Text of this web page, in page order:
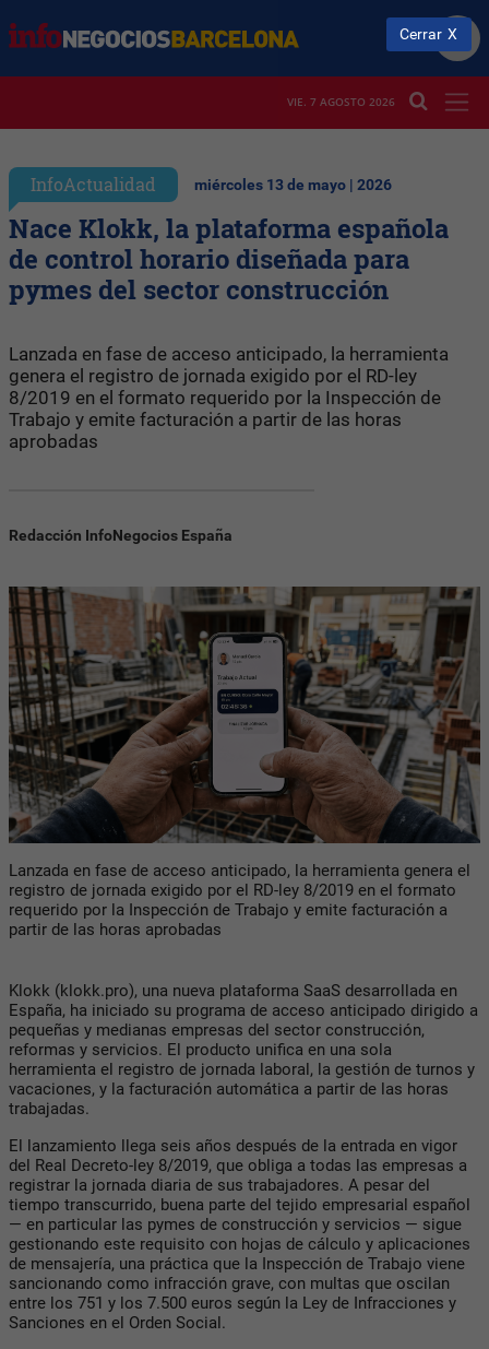
VIE. 7 AGOSTO 2026
InfoActualidad miércoles 13 de mayo | 2026
Nace Klokk, la plataforma española
de control horario diseñada para
pymes del sector construcción
Lanzada en fase de acceso anticipado, la herramienta
genera el registro de jornada exigido por el RD-ley
8/2019 en el formato requerido por la Inspección de
Trabajo y emite facturación a partir de las horas
aprobadas
Redacción InfoNegocios España
Lanzada en fase de acceso anticipado, la herramienta genera el
registro de jornada exigido por el RD-ley 8/2019 en el formato
requerido por la Inspección de Trabajo y emite facturación a
partir de las horas aprobadas
Klokk (klokk.pro), una nueva plataforma SaaS desarrollada en
España, ha iniciado su programa de acceso anticipado dirigido a
pequeñas y medianas empresas del sector construcción,
reformas y servicios. El producto unifica en una sola
herramienta el registro de jornada laboral, la gestión de turnos y
vacaciones, y la facturación automática a partir de las horas
trabajadas.
El lanzamiento llega seis años después de la entrada en vigor
del Real Decreto-ley 8/2019, que obliga a todas las empresas a
registrar la jornada diaria de sus trabajadores. A pesar del
tiempo transcurrido, buena parte del tejido empresarial español
— en particular las pymes de construcción y servicios — sigue
gestionando este requisito con hojas de cálculo y aplicaciones
de mensajería, una práctica que la Inspección de Trabajo viene
sancionando como infracción grave, con multas que oscilan
entre los 751 y los 7.500 euros según la Ley de Infracciones y
Sanciones en el Orden Social.
Cerrar